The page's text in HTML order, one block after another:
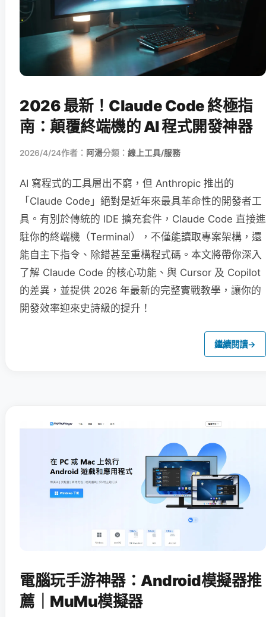
2026 最新！Claude Code 終極指
南：顛覆終端機的 AI 程式開發神器
2026/4/24作者： 阿湯分類： 線上工具/服務
AI 寫程式的工具層出不窮，但 Anthropic 推出的
「Claude Code」絕對是近年來最具革命性的開發者工
具。有別於傳統的 IDE 擴充套件，Claude Code 直接進
駐你的終端機（Terminal），不僅能讀取專案架構，還
能自主下指令、除錯甚至重構程式碼。本文將帶你深入
了解 Claude Code 的核心功能、與 Cursor 及 Copilot
的差異，並提供 2026 年最新的完整實戰教學，讓你的
開發效率迎來史詩級的提升！
繼續閱讀→
電腦玩手游神器：Android模擬器推
薦｜MuMu模擬器